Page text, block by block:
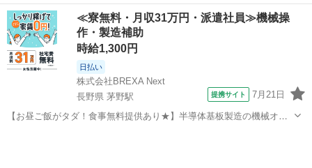
スレイヤー これ1本でスキンケアと下地の役割をしてくれて ベース前
に仕込むことでツヤ肌再現してくれます 日時、受け渡し場所は相談し
て決め...
富山 高岡市 フェイスケア 場所
≪寮無料・月収31万円・派遣社員≫機械操
作・製造補助
時給1,300円
日払い
株式会社BREXA Next
長野県 茅野駅
提携サイト 7月21日
【お昼ご飯がタダ！食事無料提供あり★】半導体基板製造の機械オペ